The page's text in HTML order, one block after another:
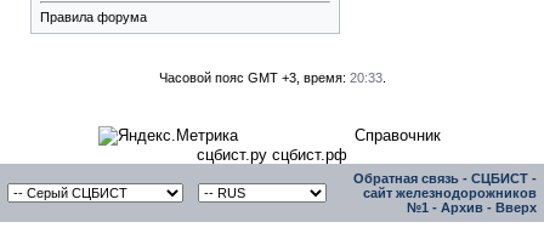
Правила форума
Часовой пояс GMT +3, время: 20:33.
Справочник
сцбист.ру сцбист.рф
Обратная связь - СЦБИСТ -
сайт железнодорожников
№1 - Архив - Вверх